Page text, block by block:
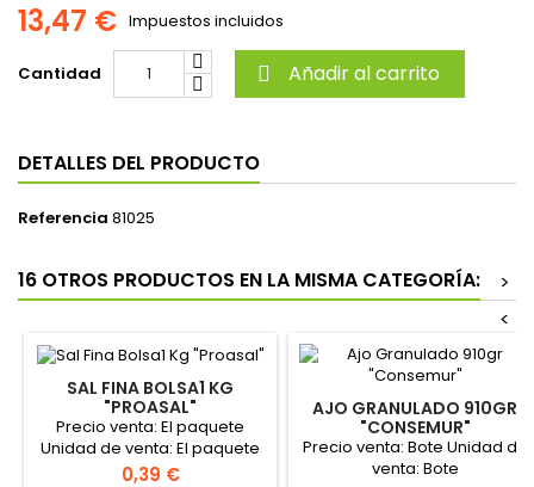
13,47 € Impuestos incluidos
Cantidad  Añadir al carrito
DETALLES DEL PRODUCTO
Referencia 81025
16 OTROS PRODUCTOS EN LA MISMA CATEGORÍA:
>
<
SAL FINA BOLSA1 KG
"PROASAL"
Precio venta: El paquete
Unidad de venta: El paquete
Formato de la caja: 12
Precio
0,39 €
AJO GRANULADO 910GR
"CONSEMUR"
Precio venta: Bote Unidad de
venta: Bote